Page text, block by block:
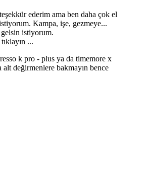
ederim ama ben daha çok el
Kampa, işe, gezmeye...
istiyorum.
...
k pro - plus ya da timemore x
alt değirmenlere bakmayın bence